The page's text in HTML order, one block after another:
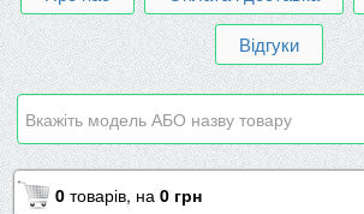
Відгуки
0 товарів, на 0 грн